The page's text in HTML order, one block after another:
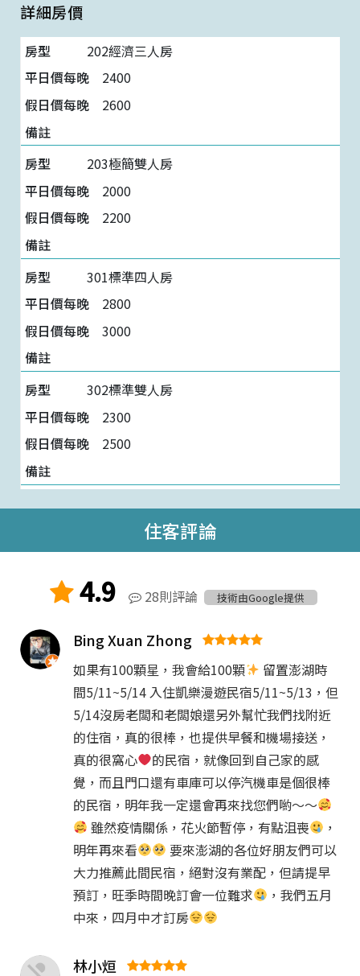
詳細房價
202經濟三人房
2400
2600
203極簡雙人房
2000
2200
301標準四人房
2800
3000
302標準雙人房
2300
2500
住客評論
4.9 28則評論 技術由Google提供
Bing Xuan Zhong
如果有100顆星，我會給100顆
留置澎湖時
間5/11~5/14 入住凱樂漫遊民宿5/11~5/13，但
5/14沒房老闆和老闆娘還另外幫忙我們找附近
的住宿，真的很棒，也提供早餐和機場接送，
真的很窩心
的民宿，就像回到自己家的感
覺，而且門口還有車庫可以停汽機車是個很棒
的民宿，明年我一定還會再來找您們喲～～
雖然疫情關係，花火節暫停，有點沮喪
，
明年再來看
要來澎湖的各位好朋友們可以
大力推薦此間民宿，絕對沒有業配，但請提早
預訂，旺季時間晚訂會一位難求
，我們五月
中來，四月中才訂房
林小烜